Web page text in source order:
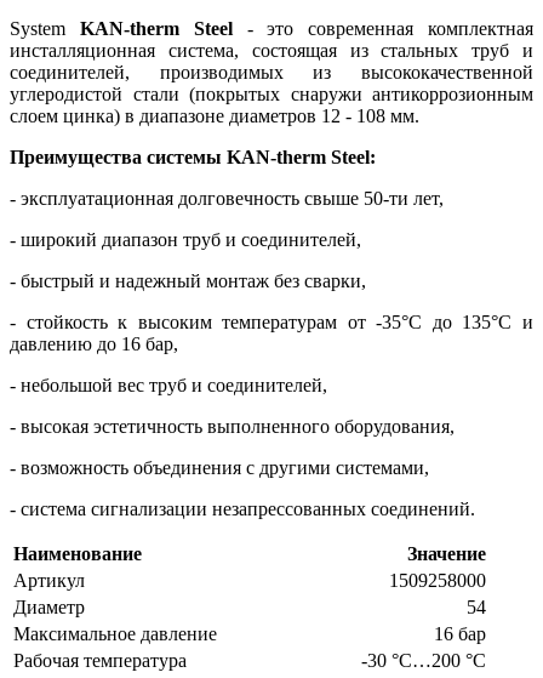
System KAN-therm Steel- это современная комплектная
инсталляционная система, состоящая из стальных труб и
соединителей, производимых из высококачественной
углеродистой стали (покрытых снаружи антикоррозионным
слоем цинка) в диапазоне диаметров 12 - 108 мм.
Преимущества системы KAN-therm Steel:
- эксплуатационная долговечность свыше 50-ти лет,
- широкий диапазон труб и соединителей,
- быстрый и надежный монтаж без сварки,
- стойкость к высоким температурам от -35°C до 135°C и
давлению до 16 бар,
- небольшой вес труб и соединителей,
- высокая эстетичность выполненного оборудования,
- возможность объединения с другими системами,
- система сигнализации незапрессованных соединений.
Наименование
Значение
Артикул
1509258000
Диаметр
54
Максимальное давление
16 бар
Рабочая температура
-30 °C…200 °C